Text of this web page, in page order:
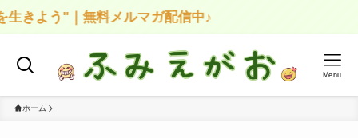
きよう"｜無料メルマガ配信中♪
Menu
ホーム